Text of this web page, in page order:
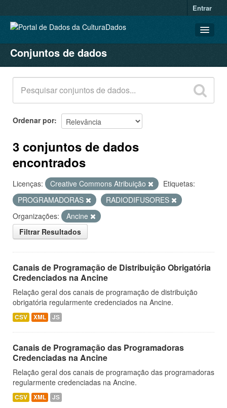
Entrar
CONJUNTOS DE DADOS
ORGANIZAÇÕES
GRUPOS
SOBRE
Conjuntos de dados
Ordenar por
3 conjuntos de dados
encontrados
Licenças: Creative Commons Atribuição
Etiquetas:
PROGRAMADORAS
RADIODIFUSORES
Organizações:
Ancine
Filtrar Resultados
Canais de Programação de Distribuição Obrigatória
Credenciados na Ancine
Relação geral dos canais de programação de distribuição
obrigatória regularmente credenciados na Ancine.
CSV XML JS
Canais de Programação das Programadoras
Credenciadas na Ancine
Relação geral dos canais de programação das programadoras
regularmente credenciadas na Ancine.
CSV XML JS